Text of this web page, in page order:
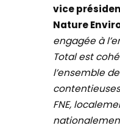
vice
Nature
engagée à
Total est
l’ensemble
FNE,